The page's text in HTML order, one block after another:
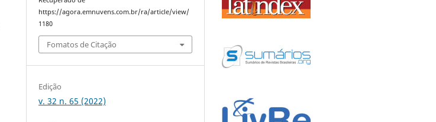
https://agora.emnuvens.com.br/ra/article/view/
1180
Fomatos de Citação
Edição
v. 32 n. 65 (2022)